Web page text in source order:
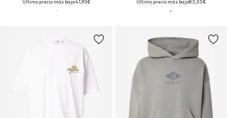
Último precio más bajo:41,93€
Último precio más bajo:83,30€